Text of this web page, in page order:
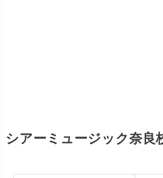
シアーミュージック奈良